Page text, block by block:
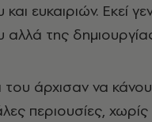
ευκαιριών. Εκεί
της
άρχισαν να
περιουσίες,